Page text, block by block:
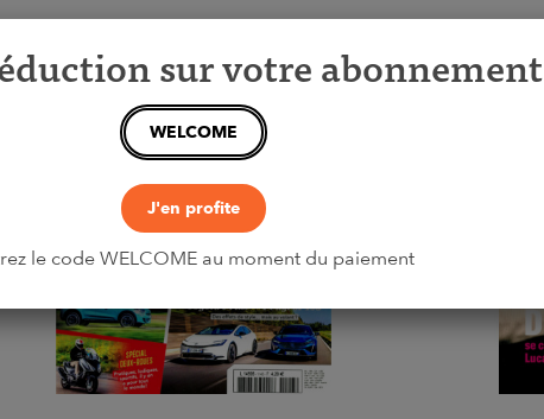
sur votre abonnement
WELCOME
J'en profite
le code WELCOME au moment du paiement